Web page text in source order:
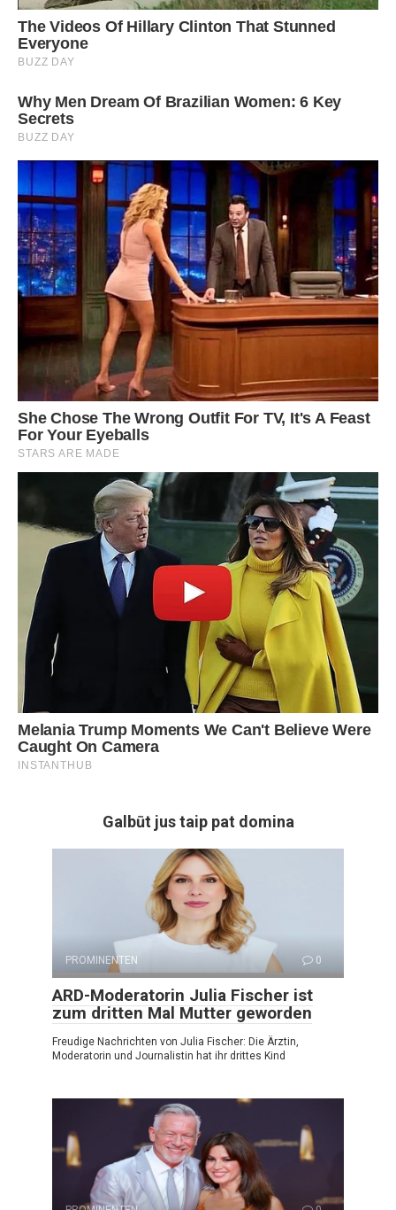
Galbūt jus taip pat domina
PROMINENTEN 0
ARD-Moderatorin Julia Fischer ist
zum dritten Mal Mutter geworden
Freudige Nachrichten von Julia Fischer: Die Ärztin,
Moderatorin und Journalistin hat ihr drittes Kind